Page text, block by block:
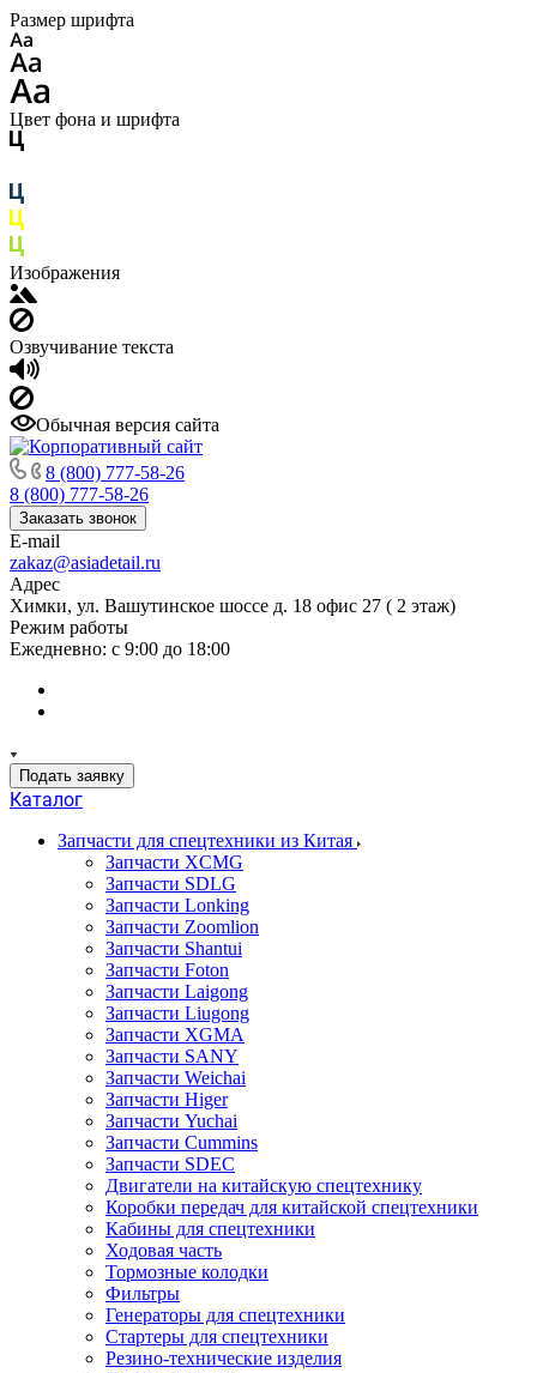
Размер шрифта
Цвет фона и шрифта
Изображения
Озвучивание текста
Обычная версия сайта
8 (800) 777-58-26
8 (800) 777-58-26
Заказать звонок
E-mail
zakaz@asiadetail.ru
Адрес
Химки, ул. Вашутинское шоссе д. 18 офис 27 ( 2 этаж)
Режим работы
Ежедневно: с 9:00 до 18:00
Подать заявку
Каталог
Запчасти для спецтехники из Китая
Запчасти XCMG
Запчасти SDLG
Запчасти Lonking
Запчасти Zoomlion
Запчасти Shantui
Запчасти Foton
Запчасти Laigong
Запчасти Liugong
Запчасти XGMA
Запчасти SANY
Запчасти Weichai
Запчасти Higer
Запчасти Yuchai
Запчасти Cummins
Запчасти SDEC
Двигатели на китайскую спецтехнику
Коробки передач для китайской спецтехники
Кабины для спецтехники
Ходовая часть
Тормозные колодки
Фильтры
Генераторы для спецтехники
Стартеры для спецтехники
Резино-технические изделия